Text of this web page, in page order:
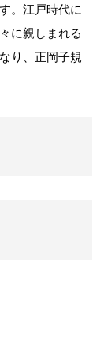
。江戸時代に
に親しまれる
り、正岡子規